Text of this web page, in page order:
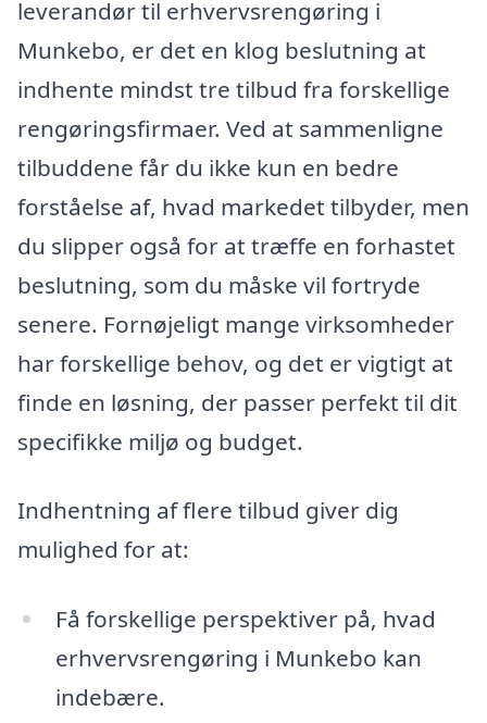
leverandør til erhvervsrengøring i
Munkebo, er det en klog beslutning at
indhente mindst tre tilbud fra forskellige
rengøringsfirmaer. Ved at sammenligne
tilbuddene får du ikke kun en bedre
forståelse af, hvad markedet tilbyder, men
du slipper også for at træffe en forhastet
beslutning, som du måske vil fortryde
senere. Fornøjeligt mange virksomheder
har forskellige behov, og det er vigtigt at
finde en løsning, der passer perfekt til dit
specifikke miljø og budget.
Indhentning af flere tilbud giver dig
mulighed for at:
Få forskellige perspektiver på, hvad
erhvervsrengøring i Munkebo kan
indebære.